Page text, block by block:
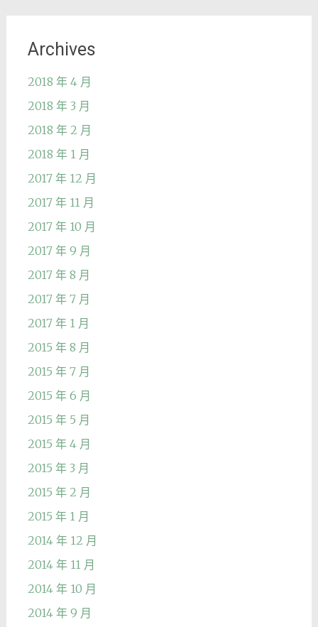
Archives
2018 年 4 月
2018 年 3 月
2018 年 2 月
2018 年 1 月
2017 年 12 月
2017 年 11 月
2017 年 10 月
2017 年 9 月
2017 年 8 月
2017 年 7 月
2017 年 1 月
2015 年 8 月
2015 年 7 月
2015 年 6 月
2015 年 5 月
2015 年 4 月
2015 年 3 月
2015 年 2 月
2015 年 1 月
2014 年 12 月
2014 年 11 月
2014 年 10 月
2014 年 9 月